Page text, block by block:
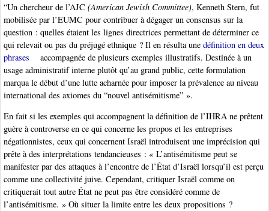
“Un chercheur de l’AJC (American Jewish Committee), Kenneth Stern, fut
mobilisée par l’EUMC pour contribuer à dégager un consensus sur la
question : quelles étaient les lignes directrices permettant de déterminer ce
qui relevait ou pas du préjugé ethnique ? Il en résulta une définition en deux
phrases
accompagnée de plusieurs exemples illustratifs. Destinée à un
usage administratif interne plutôt qu’au grand public, cette formulation
marqua le début d’une lutte acharnée pour imposer la prévalence au niveau
international des axiomes du “nouvel antisémitisme” ».
En fait si les exemples qui accompagnent la définition de l’IHRA ne prêtent
guère à controverse en ce qui concerne les propos et les entreprises
négationnistes, ceux qui concernent Israël introduisent une imprécision qui
prête à des interprétations tendancieuses : « L’antisémitisme peut se
manifester par des attaques à l’encontre de l’État d’Israël lorsqu’il est perçu
comme une collectivité juive. Cependant, critiquer Israël comme on
critiquerait tout autre État ne peut pas être considéré comme de
l’antisémitisme. » Où situer la limite entre les deux propositions ?